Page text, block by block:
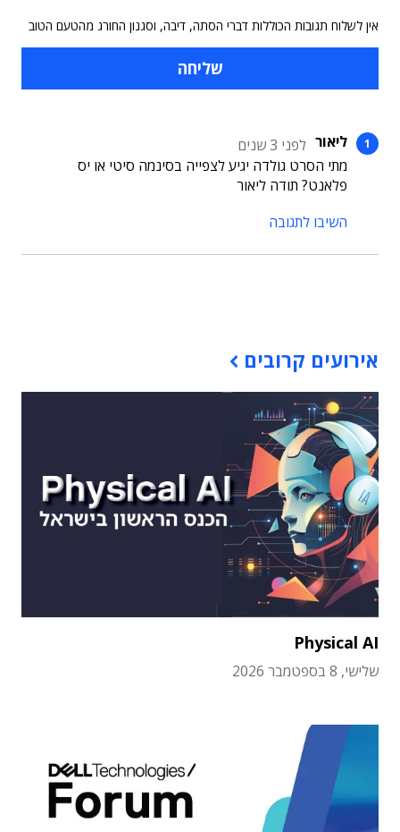
אין לשלוח תגובות הכוללות דברי הסתה, דיבה, וסגנון החורג מהטעם הטוב
ליאור לפני 3 שנים
מתי הסרט גולדה יגיע לצפייה בסינמה סיטי או יס
פלאנט? תודה ליאור
השיבו לתגובה
אירועים קרובים
Physical AI
שלישי, 8 בספטמבר 2026